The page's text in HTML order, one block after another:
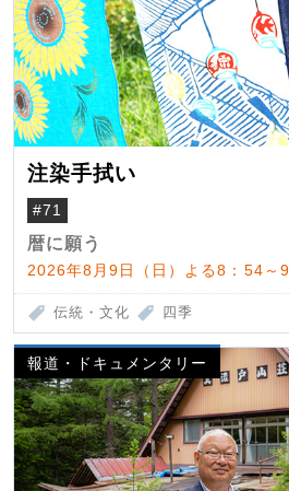
注染手拭い
#71
暦に願う
2026年8月9日（日）よる8：54～
伝統・文化 四季
報道・ドキュメンタリー